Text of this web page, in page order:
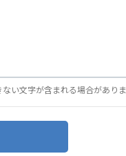
ない文字が含まれる場合があり